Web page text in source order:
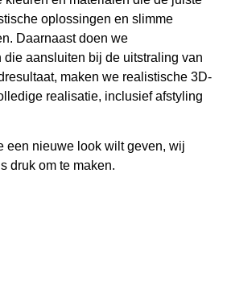
oplossingen en slimme
Daarnaast doen we
aansluiten bij de uitstraling van
maken we realistische 3D-
realisatie, inclusief afstyling
een nieuwe look wilt geven, wij
druk om te maken.